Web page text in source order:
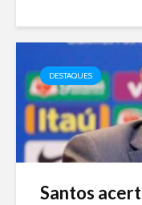
DESTAQUES
Santos